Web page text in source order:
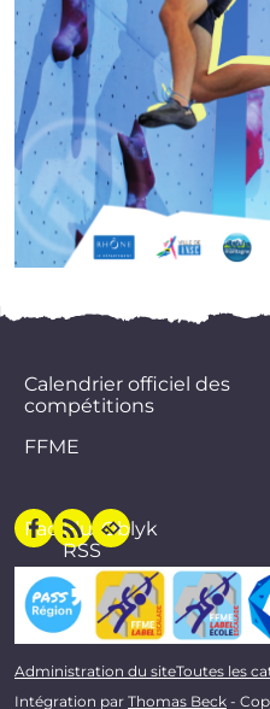
Calendrier officiel des
compétitions
FFME
Facebook
Flux
RSS
Oblyk
Administration du siteToutes les
Intégration par Thomas Beck -